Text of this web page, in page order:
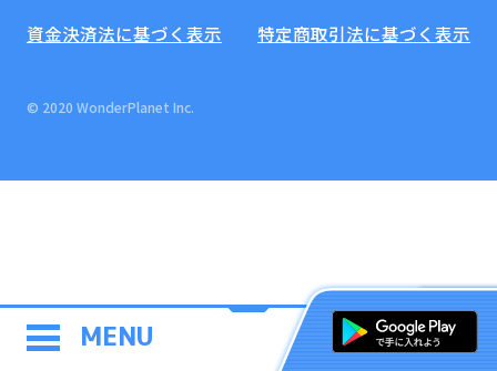
MENU
資金決済法に基づく表示
特定商取引法に基づく表示
© 2020 WonderPlanet Inc.